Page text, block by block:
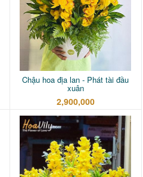
Chậu hoa địa lan - Phát tài đầu
xuân
2,900,000